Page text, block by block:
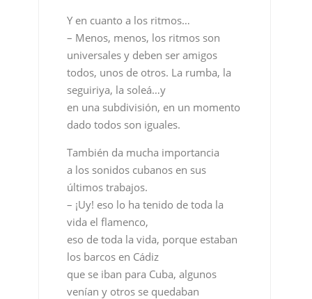
Y en cuanto a los ritmos…
– Menos, menos, los ritmos son
universales y deben ser amigos
todos, unos de otros. La rumba, la
seguiriya, la soleá…y
en una subdivisión, en un momento
dado todos son iguales.
También da mucha importancia
a los sonidos cubanos en sus
últimos trabajos.
– ¡Uy! eso lo ha tenido de toda la
vida el flamenco,
eso de toda la vida, porque estaban
los barcos en Cádiz
que se iban para Cuba, algunos
venían y otros se quedaban